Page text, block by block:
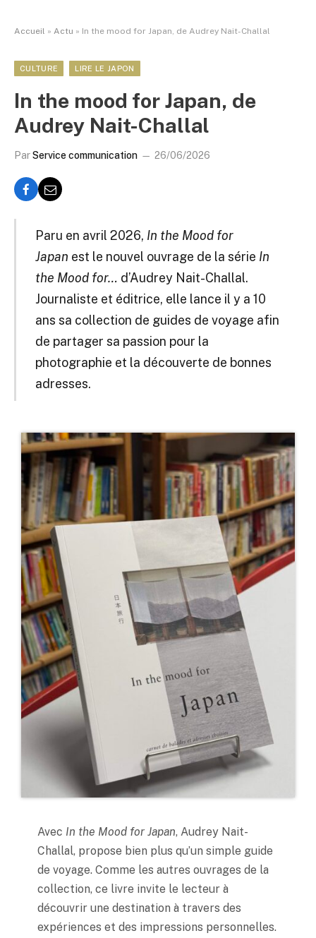
Accueil » Actu » In the mood for Japan, de Audrey Nait-Challal
CULTURE LIRE LE JAPON
In the mood for Japan, de
Audrey Nait-Challal
ParService communication 26/06/2026
Paru en avril 2026, In the Mood for
Japan est le nouvel ouvrage de la série In
the Mood for… d’Audrey Nait-Challal.
Journaliste et éditrice, elle lance il y a 10
ans sa collection de guides de voyage afin
de partager sa passion pour la
photographie et la découverte de bonnes
adresses.
Avec In the Mood for Japan, Audrey Nait-
Challal, propose bien plus qu’un simple guide
de voyage. Comme les autres ouvrages de la
collection, ce livre invite le lecteur à
découvrir une destination à travers des
expériences et des impressions personnelles.